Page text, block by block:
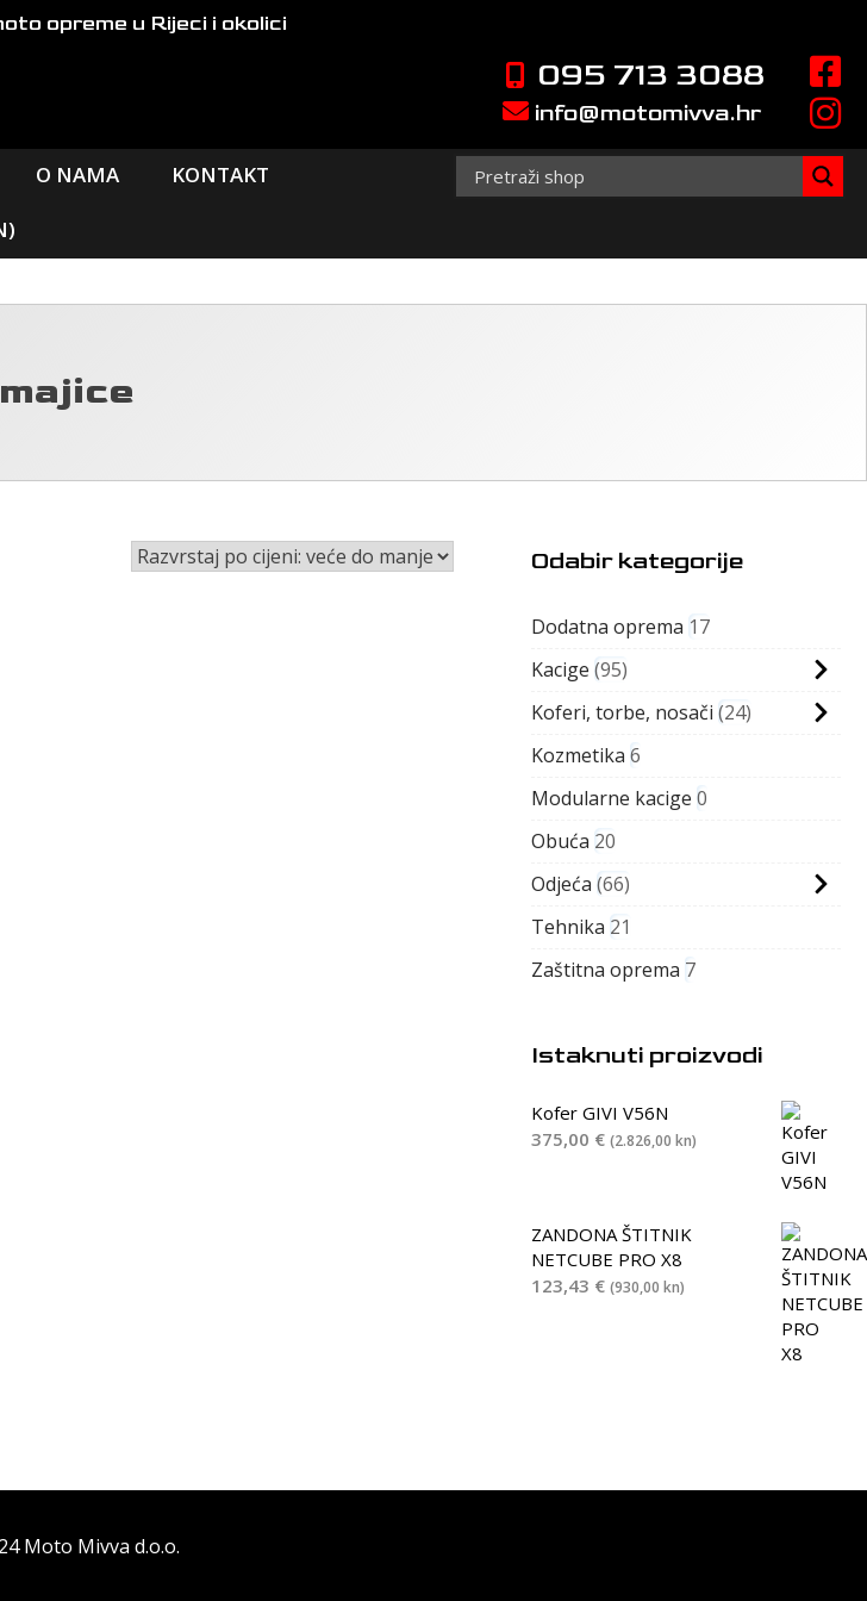
opreme u Rijeci i okolici
095 713 3088
info@motomivva.hr
O NAMA
KONTAKT
majice
Odabir kategorije
Dodatna oprema 17
Kacige 95
Koferi, torbe, nosači 24
Kozmetika 6
Modularne kacige 0
Obuća 20
Odjeća 66
Tehnika 21
Zaštitna oprema 7
Istaknuti proizvodi
Kofer GIVI V56N
375,00 € (2.826,00 kn)
ZANDONA ŠTITNIK
NETCUBE PRO X8
123,43 € (930,00 kn)
Moto Mivva d.o.o.